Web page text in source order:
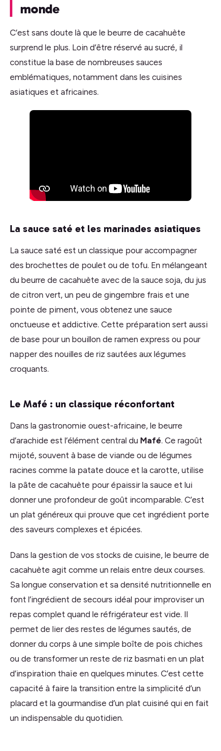
monde
C’est sans doute là que le beurre de cacahuète
surprend le plus. Loin d’être réservé au sucré, il
constitue la base de nombreuses sauces
emblématiques, notamment dans les cuisines
asiatiques et africaines.
La sauce saté et les marinades asiatiques
La sauce saté est un classique pour accompagner
des brochettes de poulet ou de tofu. En mélangeant
du beurre de cacahuète avec de la sauce soja, du jus
de citron vert, un peu de gingembre frais et une
pointe de piment, vous obtenez une sauce
onctueuse et addictive. Cette préparation sert aussi
de base pour un bouillon de ramen express ou pour
napper des nouilles de riz sautées aux légumes
croquants.
Le Mafé : un classique réconfortant
Dans la gastronomie ouest-africaine, le beurre
d’arachide est l’élément central du Mafé. Ce ragoût
mijoté, souvent à base de viande ou de légumes
racines comme la patate douce et la carotte, utilise
la pâte de cacahuète pour épaissir la sauce et lui
donner une profondeur de goût incomparable. C’est
un plat généreux qui prouve que cet ingrédient porte
des saveurs complexes et épicées.
Dans la gestion de vos stocks de cuisine, le beurre de
cacahuète agit comme un relais entre deux courses.
Sa longue conservation et sa densité nutritionnelle en
font l’ingrédient de secours idéal pour improviser un
repas complet quand le réfrigérateur est vide. Il
permet de lier des restes de légumes sautés, de
donner du corps à une simple boîte de pois chiches
ou de transformer un reste de riz basmati en un plat
d’inspiration thaïe en quelques minutes. C’est cette
capacité à faire la transition entre la simplicité d’un
placard et la gourmandise d’un plat cuisiné qui en fait
un indispensable du quotidien.